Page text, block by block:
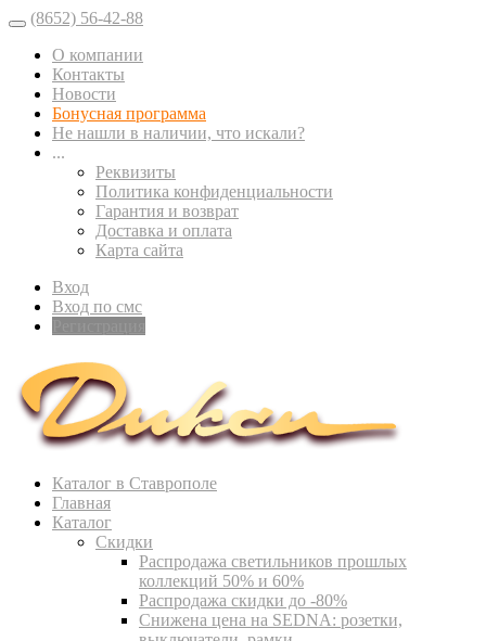
(8652) 56-42-88
О компании
Контакты
Новости
Бонусная программа
Не нашли в наличии, что искали?
...
Реквизиты
Политика конфиденциальности
Гарантия и возврат
Доставка и оплата
Карта сайта
Вход
Вход по смс
Каталог в Ставрополе
Главная
Каталог
Скидки
Распродажа светильников прошлых
коллекций 50% и 60%
Распродажа скидки до -80%
Cнижена цена на SEDNA: розетки,